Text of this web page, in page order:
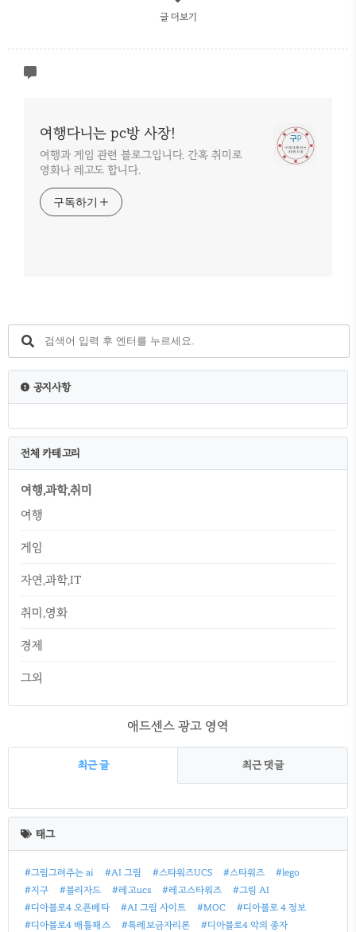
글 더보기
여행다니는 pc방 사장!
여행과 게임 관련 블로그입니다. 간혹 취미로
영화나 레고도 합니다.
구독하기
공지사항
전체 카테고리
여행,과학,취미
여행
게임
자연,과학,IT
취미,영화
경제
그외
애드센스 광고 영역
최근 글 최근 댓글
최
근
글
태그
#그림그려주는 ai #AI 그림 #스타워즈UCS #스타워즈
#lego
#지구
#블리자드 #레고ucs #레고스타워즈
#그림 AI
#디아블로4 오픈베타
#AI 그림 사이트 #MOC
#디아블로 4 정보
#디아블로4 배틀패스
#특례보금자리론 #디아블로4 악의 종자